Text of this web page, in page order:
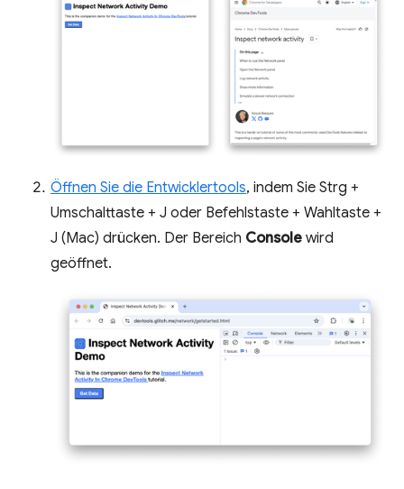
Öffnen Sie die Entwicklertools, indem Sie Strg +
Umschalttaste + J oder Befehlstaste + Wahltaste +
J (Mac) drücken. Der Bereich Console wird
geöffnet.